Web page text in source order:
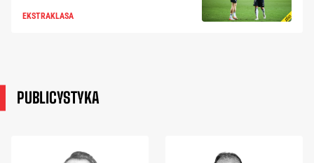
EKSTRAKLASA
PUBLICYSTYKA